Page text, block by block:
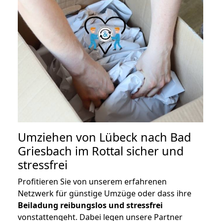
Umziehen von Lübeck nach Bad
Griesbach im Rottal sicher und
stressfrei
Profitieren Sie von unserem erfahrenen
Netzwerk für günstige Umzüge oder dass ihre
Beiladung reibungslos und stressfrei
vonstattengeht. Dabei legen unsere Partner